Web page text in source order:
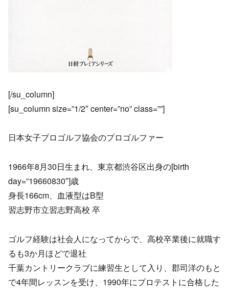
[/su_column]
[su_column size=”1/2″ center=”no” class=””]
日本女子プロゴルフ協会のプロゴルファー
1966年8月30日生まれ、東京都渋谷区出身の[birth
day=”19660830″]歳
身長166cm、血液型はB型
習志野市立習志野高校 卒
ゴルフ経験は社会人になってからで、高校卒業後に就職す
るも3か月ほどで退社
千葉カントリークラブに練習生として入り、郡司洋のもと
で4年間レッスンを受け、1990年にプロテストに合格した